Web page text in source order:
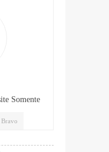
Bravo
Somente